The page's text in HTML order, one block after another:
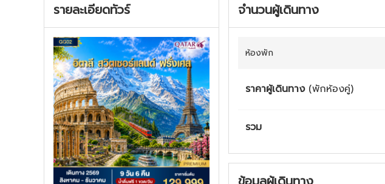
รายละเอียดทัวร์ จำนวนผู้เดินทาง
ห้องพัก
ราคาผู้เดินทาง (พักห้องคู่)
รวม